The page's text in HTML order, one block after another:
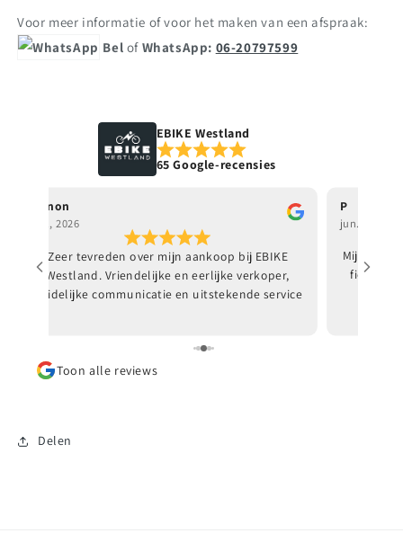
Voor meer informatie of voor het maken van een afspraak:
Bel of WhatsApp: 06-20797599
EBIKE Westland
65 Google-recensies
Manon
jun., 2026
Zeer tevreden over mijn aankoop bij EBIKE
Westland. Vriendelijke en eerlijke verkoper,
duidelijke communicatie en uitstekende service
nagekomen. Ik ben ontzettend blij met mijn e-
bike en kan EBIKE Westland van harte
P
jun., 2026
Mijn
fiets.
Toon alle reviews
Delen